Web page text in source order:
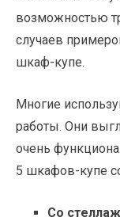
возможностью
случаев
шкаф-купе.
Многие
работы. Они
очень
5 шкафов-купе
Со